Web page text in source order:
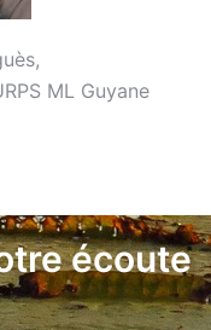
ML Guyane
écoute